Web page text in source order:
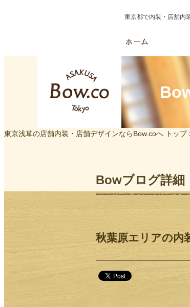
東京都で内装・店舗内
東京浅草の店舗内装・店舗デザインならBow.coへ トップ
Bowブログ詳細
秋葉原エリアの内